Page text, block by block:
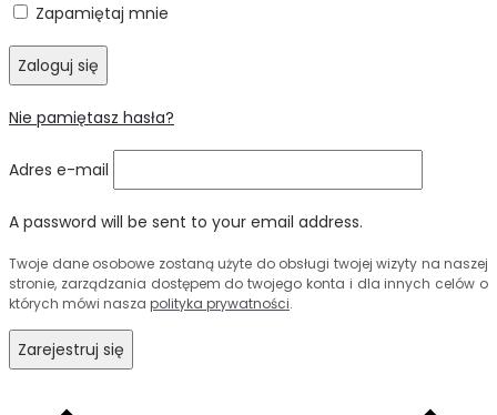
Zapamiętaj mnie
Zaloguj się
Nie pamiętasz hasła?
Adres e-mail
A password will be sent to your email address.
Twoje dane osobowe zostaną użyte do obsługi twojej wizyty na naszej
stronie, zarządzania dostępem do twojego konta i dla innych celów o
których mówi nasza polityka prywatności.
Zarejestruj się